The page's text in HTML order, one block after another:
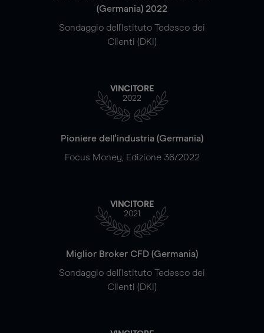
(Germania) 2022
Sondaggio dell'Istituto Tedesco dei
Clienti (DKI)
VINCITORE
2022
Pioniere dell'industria (Germania)
Focus Money, Edizione 36/2022
VINCITORE
2021
Miglior Broker CFD (Germania)
Sondaggio dell'Istituto Tedesco dei
Clienti (DKI)